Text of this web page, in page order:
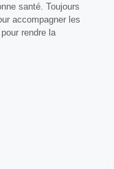
santé. Toujours
accompagner les
rendre la